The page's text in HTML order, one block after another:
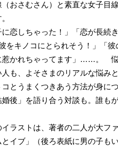
（おさむさん）と素直な女子目
に恋しちゃった！」「恋が長続
をキノコにとられそう！」「
惹かれちゃってます」……。 悩
も、よそさまのリアルな悩み
コとうまくつきあう方法が身に
後」を語り合う対談も。誰も
ラストは、著者の二人が大フ
イブ」（後ろ表紙に男の子も